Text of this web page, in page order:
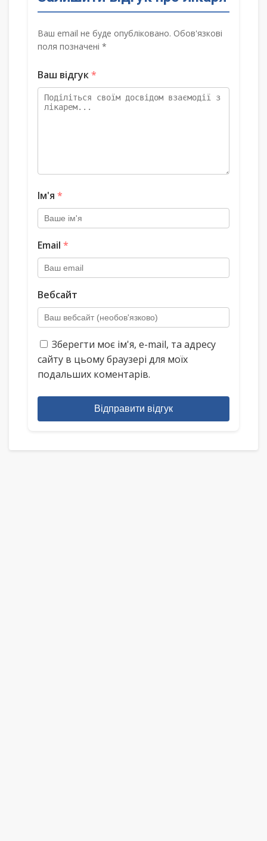
Ваш email не буде опубліковано. Обов'язкові
поля позначені *
Ваш відгук*
Ім'я *
Email *
Вебсайт
Зберегти моє ім'я, e-mail, та адресу
сайту в цьому браузері для моїх
подальших коментарів.
Відправити відгук